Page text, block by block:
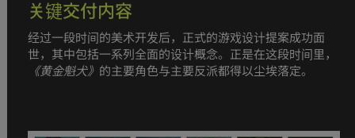
关键交付内容
经过一段时间的美术开发后，正式的游戏设计提案成功面
世，其中包括一系列全面的设计概念。正是在这段时间里，
《黄金魁犬》 的主要角色与主要反派都得以尘埃落定。